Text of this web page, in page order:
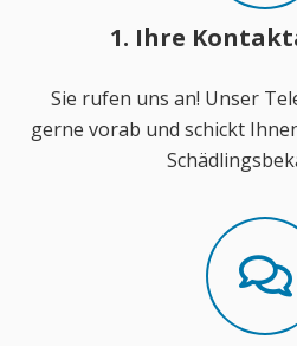
1. Ihre
Sie rufen uns an! Unser
gerne vorab und schickt